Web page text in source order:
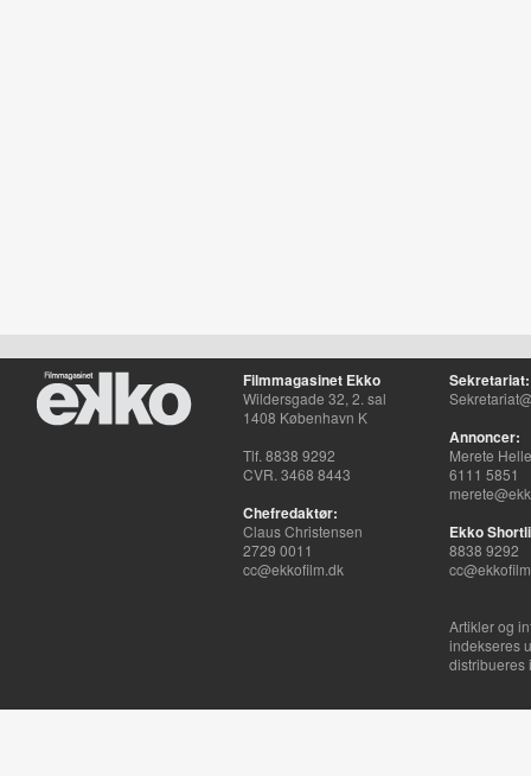
Filmmagasinet Ekko
Wildersgade 32, 2. sal
1408 København K
Tlf. 8838 9292
CVR. 3468 8443
Chefredaktør:
Claus Christensen
2729 0011
cc@ekkofilm.dk
Sekretariat:
Annoncer:
Merete
6111 5851
Ekko
8838 9292
Artikler og
indekseres
distribueres